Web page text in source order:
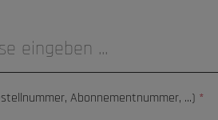
Abonnementnummer, ...) *